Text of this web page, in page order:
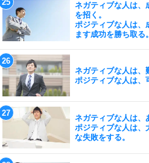
ネガティブな人は、
を招く。
ポジティブな人は、
ます成功を勝ち取る。
ネガティブな人は、
ポジティブな人は、
ネガティブな人は、
ポジティブな人は、
な失敗をする。